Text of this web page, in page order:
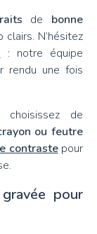
de bonne
N’hésitez
: notre équipe
rendu une fois
choisissez de
ou feutre
contrastepour
pour